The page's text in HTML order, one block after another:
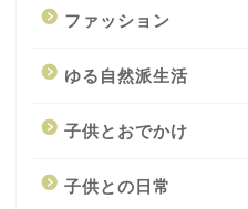
ファッション
ゆる自然派生活
子供とおでかけ
子供との日常